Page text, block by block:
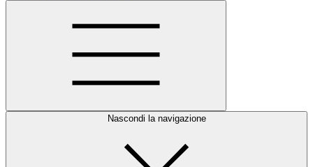
Nascondi la navigazione